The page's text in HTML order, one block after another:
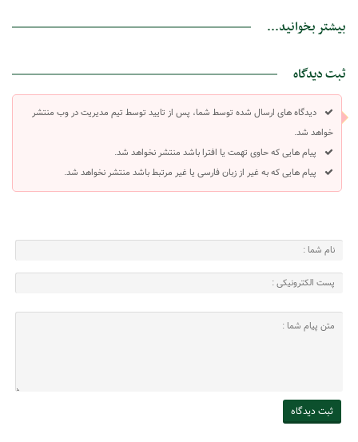
بیشتر بخوانید...
ثبت دیدگاه
دیدگاه های ارسال شده توسط شما، پس از تایید توسط تیم مدیریت در وب منتشر
خواهد شد.
پیام هایی که حاوی تهمت یا افترا باشد منتشر نخواهد شد.
پیام هایی که به غیر از زبان فارسی یا غیر مرتبط باشد منتشر نخواهد شد.